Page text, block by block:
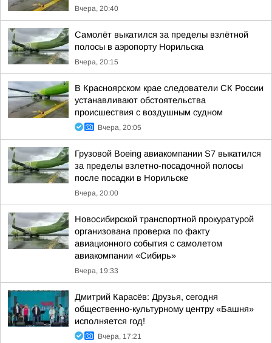
Вчера, 20:40
Самолёт выкатился за пределы взлётной
полосы в аэропорту Норильска
Вчера, 20:15
В Красноярском крае следователи СК России
устанавливают обстоятельства
происшествия с воздушным судном
Вчера, 20:05
Грузовой Boeing авиакомпании S7 выкатился
за пределы взлетно-посадочной полосы
после посадки в Норильске
Вчера, 20:00
Новосибирской транспортной прокуратурой
организована проверка по факту
авиационного события с самолетом
авиакомпании «Сибирь»
Вчера, 19:33
Дмитрий Карасёв: Друзья, сегодня
общественно-культурному центру «Башня»
исполняется год!
Вчера, 17:21